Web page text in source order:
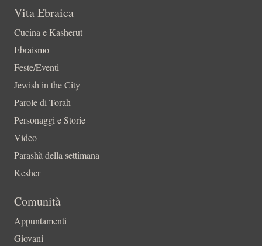
Vita Ebraica
Cucina e Kasherut
Ebraismo
Feste/Eventi
Jewish in the City
Parole di Torah
Personaggi e Storie
Video
Parashà della settimana
Kesher
Comunità
Appuntamenti
Giovani